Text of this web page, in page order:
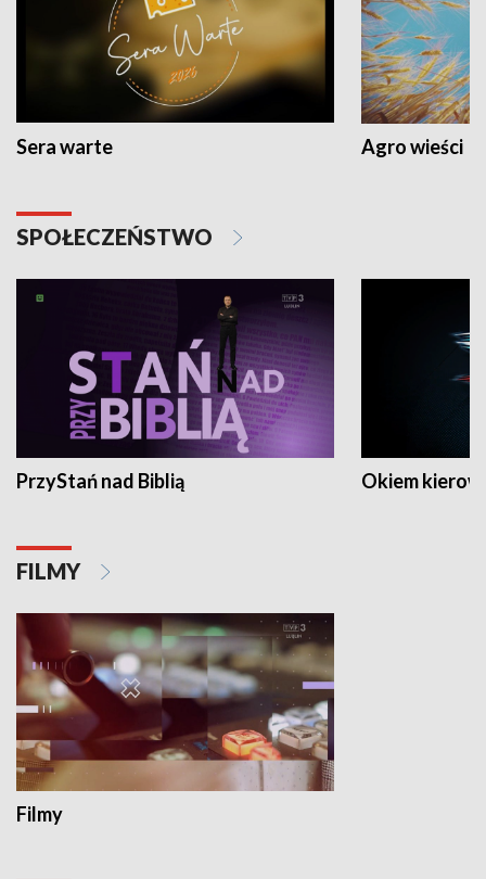
Sera warte Agro wieści
SPOŁECZEŃSTWO
PrzyStań nad Biblią Okiem
FILMY
Filmy